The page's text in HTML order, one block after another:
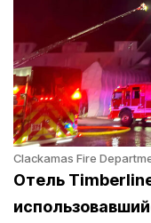
Clackamas Fire
Отель